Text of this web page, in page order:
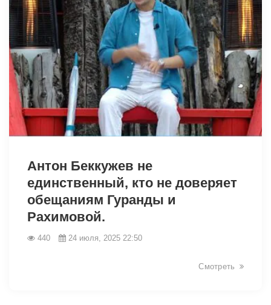
Антон Беккужев не
единственный, кто не доверяет
обещаниям Гуранды и
Рахимовой.
440 24 июля, 2025 22:50
Смотреть